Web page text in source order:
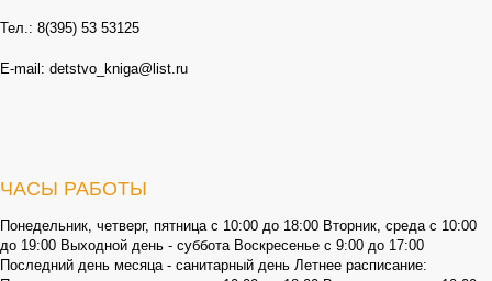
Тел.: 8(395) 53 53125
E-mail: detstvo_kniga@list.ru
ЧАСЫ РАБОТЫ
Понедельник, четверг, пятница с 10:00 до 18:00 Вторник, среда с 10:00
до 19:00 Выходной день - суббота Воскресенье с 9:00 до 17:00
Последний день месяца - санитарный день Летнее расписание: